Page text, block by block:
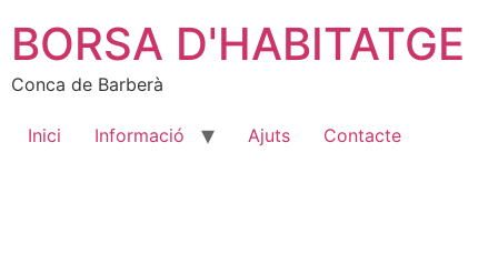
BORSA D'HABITATGE
Conca de Barberà
Inici Informació Ajuts Contacte